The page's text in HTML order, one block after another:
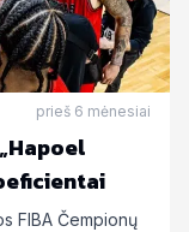
prieš 6 mėnesiai
FIBA Čempionų